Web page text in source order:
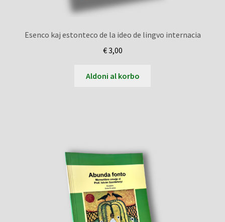
Esenco kaj estonteco de la ideo de lingvo internacia
€3,00
Aldoni al korbo